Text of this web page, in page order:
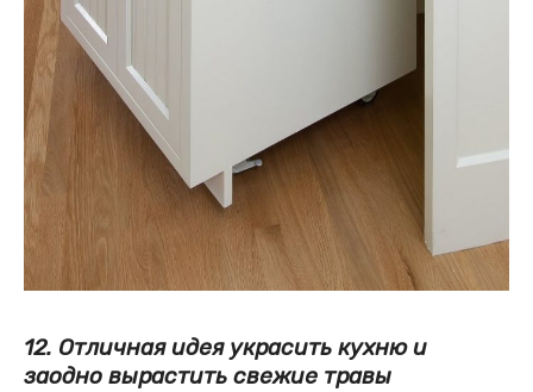
12. Отличная идея украсить кухню и
заодно вырастить свежие травы